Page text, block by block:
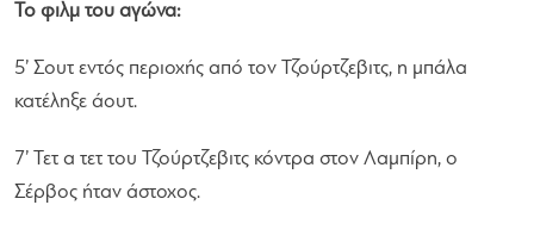
Το φιλμ του αγώνα:
5’ Σουτ εντός περιοχής από τον Τζούρτζεβιτς, η μπάλα
κατέληξε άουτ.
7’ Τετ α τετ του Τζούρτζεβιτς κόντρα στον Λαμπίρη, ο
Σέρβος ήταν άστοχος.